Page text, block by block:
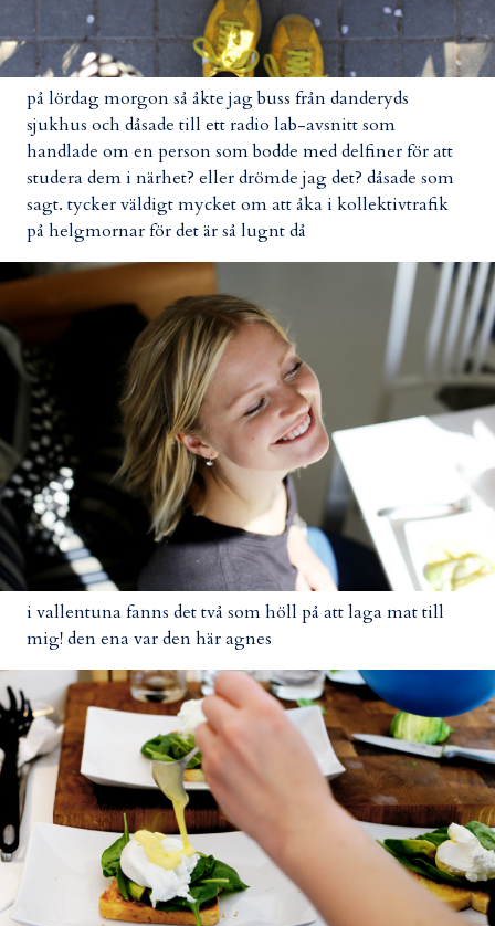
på lördag morgon så åkte jag buss från danderyds
sjukhus och dåsade till ett radio lab-avsnitt som
handlade om en person som bodde med delfiner för att
studera dem i närhet? eller drömde jag det? dåsade som
sagt. tycker väldigt mycket om att åka i kollektivtrafik
på helgmornar för det är så lugnt då
i vallentuna fanns det två som höll på att laga mat till
mig! den ena var den här agnes